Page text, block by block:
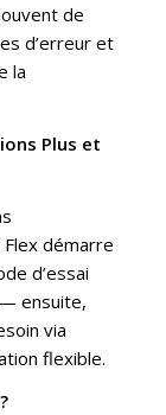
de
d’erreur et
la
Plus et
démarre
d’essai
ensuite,
via
flexible.